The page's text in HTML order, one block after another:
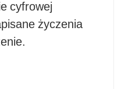
cyfrowej
życzenia